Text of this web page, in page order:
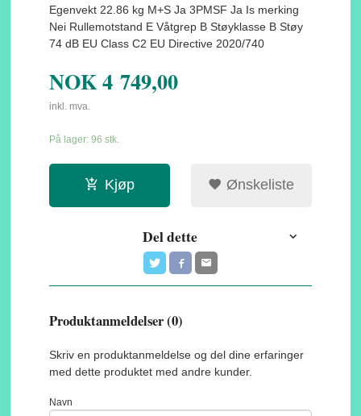
Egenvekt 22.86 kg M+S Ja 3PMSF Ja Is merking
Nei Rullemotstand E Våtgrep B Støyklasse B Støy
74 dB EU Class C2 EU Directive 2020/740
NOK4 749,00
inkl. mva.
På lager: 96 stk.
Kjøp Ønskeliste
Del dette
Produktanmeldelser (0)
Skriv en produktanmeldelse og del dine erfaringer
med dette produktet med andre kunder.
Navn